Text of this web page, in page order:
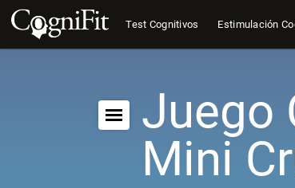
Test Cognitivos Estimulación
Juego
Mini